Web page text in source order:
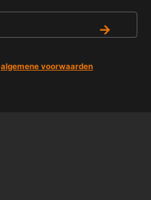
→
algemene voorwaarden